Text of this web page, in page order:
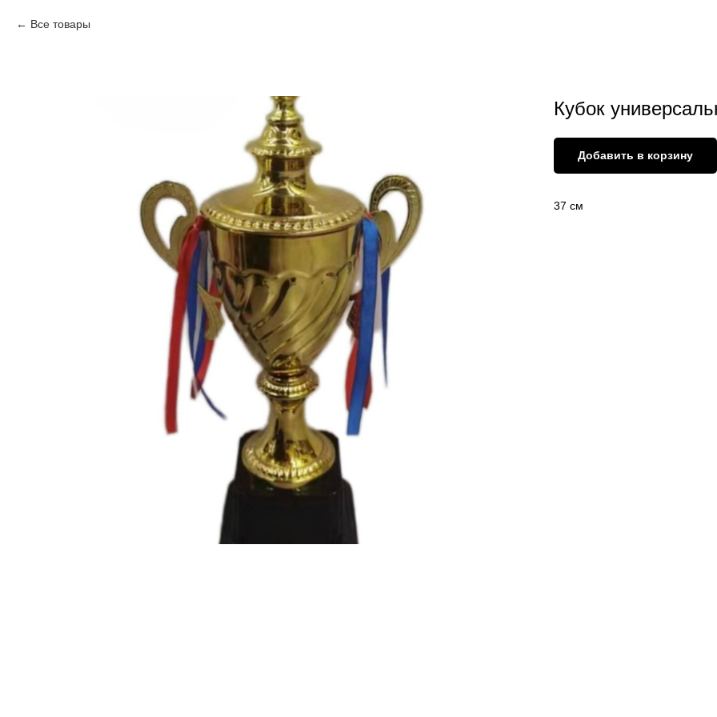
Все товары
Кубок
Добавить в корзину
37 см